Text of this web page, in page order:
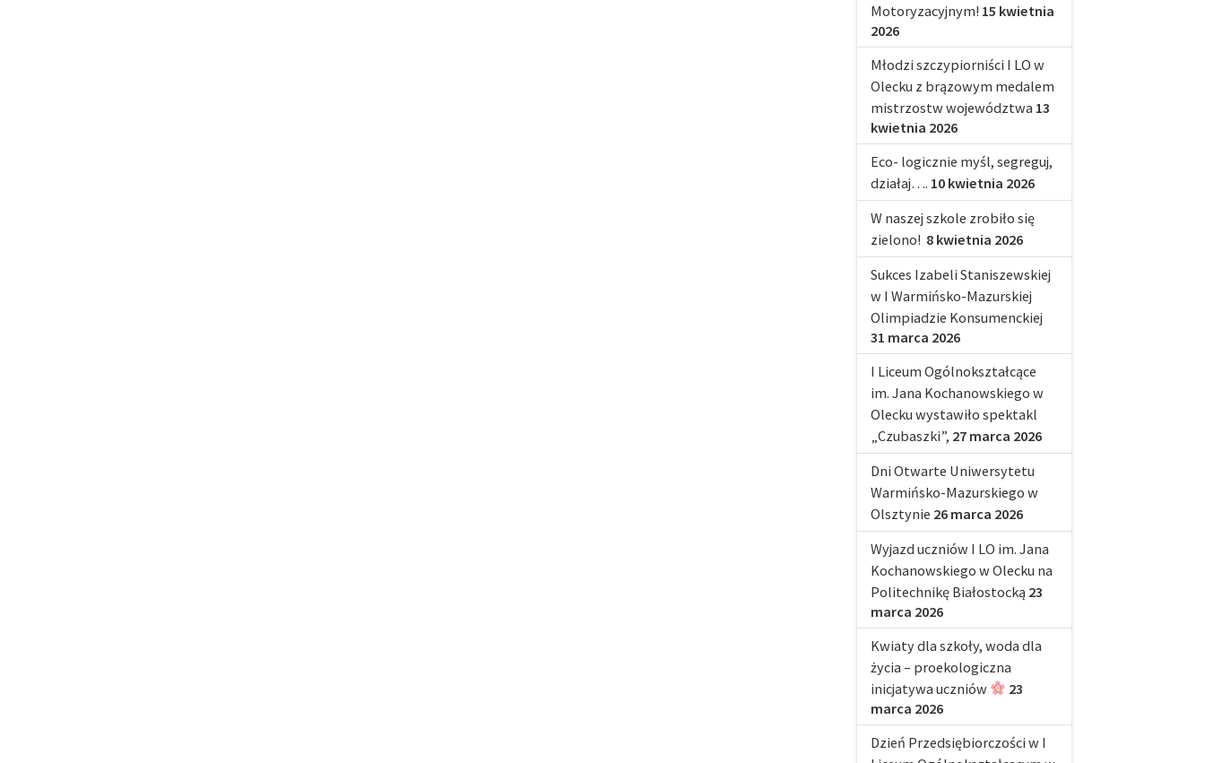
Motoryzacyjnym! 15 kwietnia
2026
Młodzi szczypiorniści I LO w
Olecku z brązowym medalem
mistrzostw województwa 13
kwietnia 2026
Eco- logicznie myśl, segreguj,
działaj…. 10 kwietnia 2026
W naszej szkole zrobiło się
zielono! 8 kwietnia 2026
Sukces Izabeli Staniszewskiej
w I Warmińsko-Mazurskiej
Olimpiadzie Konsumenckiej
31 marca 2026
I Liceum Ogólnokształcące
im. Jana Kochanowskiego w
Olecku wystawiło spektakl
„Czubaszki”, 27 marca 2026
Dni Otwarte Uniwersytetu
Warmińsko-Mazurskiego w
Olsztynie 26 marca 2026
Wyjazd uczniów I LO im. Jana
Kochanowskiego w Olecku na
Politechnikę Białostocką 23
marca 2026
Kwiaty dla szkoły, woda dla
życia – proekologiczna
inicjatywa uczniów
23
marca 2026
Dzień Przedsiębiorczości w I